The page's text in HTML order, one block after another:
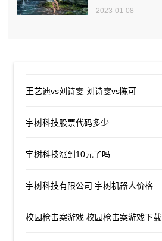
2023-01-08
王艺迪vs刘诗雯 刘诗雯vs陈可
宇树科技股票代码多少
宇树科技涨到10元了吗
宇树科技有限公司 宇树机器人价格
校园枪击案游戏 校园枪击案游戏下载